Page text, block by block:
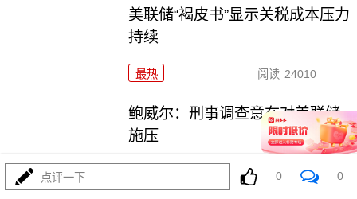
美联储“褐皮书”显示关税成本压力
持续
最热 阅读 24010
鲍威尔：刑事调查意在对美联储
施压
阅读 24184
点评一下 0 0